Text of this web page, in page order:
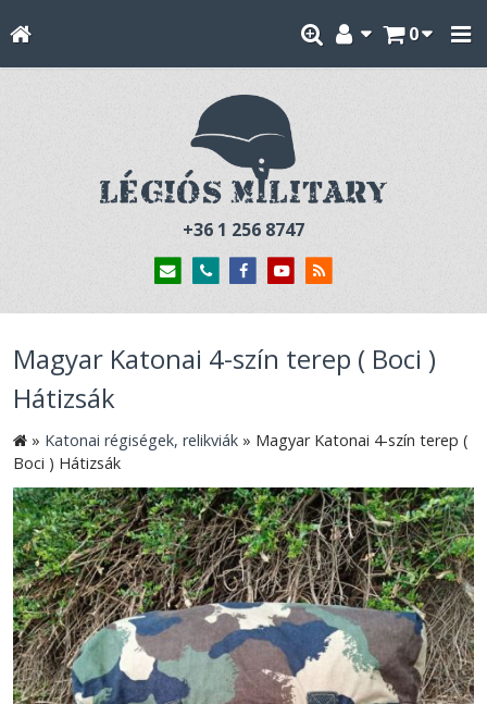
0
+36 1 256 8747
Magyar Katonai 4-szín terep ( Boci )
Hátizsák
» Katonai régiségek, relikviák » Magyar Katonai 4-szín terep (
Boci ) Hátizsák